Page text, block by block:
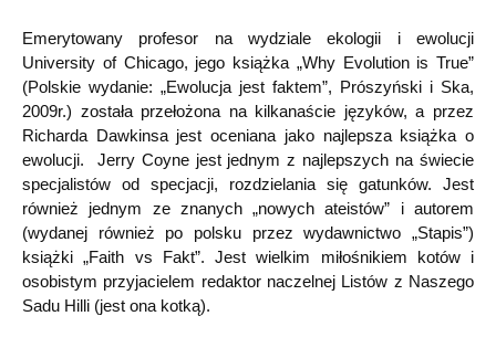
Emerytowany profesor na wydziale ekologii i ewolucji
University of Chicago, jego książka „Why Evolution is True”
(Polskie wydanie: „Ewolucja jest faktem”, Prószyński i Ska,
2009r.) została przełożona na kilkanaście języków, a przez
Richarda Dawkinsa jest oceniana jako najlepsza książka o
ewolucji. Jerry Coyne jest jednym z najlepszych na świecie
specjalistów od specjacji, rozdzielania się gatunków. Jest
również jednym ze znanych „nowych ateistów” i autorem
(wydanej również po polsku przez wydawnictwo „Stapis”)
książki „Faith vs Fakt”. Jest wielkim miłośnikiem kotów i
osobistym przyjacielem redaktor naczelnej Listów z Naszego
Sadu Hilli (jest ona kotką).